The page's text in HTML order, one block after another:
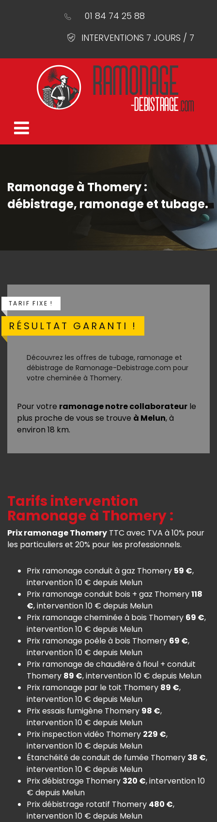
01 84 74 25 88
INTERVENTIONS 7 JOURS / 7
Ramonage à Thomery :
débistrage, ramonage et tubage.
TARIF FIXE !
RÉSULTAT GARANTI !
Découvrez les offres de tubage, ramonage et
débistrage de Ramonage-Debistrage.com pour
votre cheminée à Thomery.
Pour votre ramonage notre collaborateur le
plus proche de vous se trouve à Melun, à
environ 18 km.
Tarifs intervention
Ramonage à Thomery :
Prix ramonage Thomery TTC avec TVA à 10% pour
les particuliers et 20% pour les professionnels.
Prix ramonage conduit à gaz Thomery 59 €,
intervention 10 € depuis Melun
Prix ramonage conduit bois + gaz Thomery118
€, intervention 10 € depuis Melun
Prix ramonage cheminée à bois Thomery 69 €,
intervention 10 € depuis Melun
Prix ramonage poêle à bois Thomery 69 €,
intervention 10 € depuis Melun
Prix ramonage de chaudière à fioul + conduit
Thomery 89 €, intervention 10 € depuis Melun
Prix ramonage par le toit Thomery 89 €,
intervention 10 € depuis Melun
Prix essais fumigène Thomery 98 €,
intervention 10 € depuis Melun
Prix inspection vidéo Thomery 229 €,
intervention 10 € depuis Melun
Étanchéité de conduit de fumée Thomery 38 €,
intervention 10 € depuis Melun
Prix débistrage Thomery 320 €, intervention 10
€ depuis Melun
Prix débistrage rotatif Thomery 480 €,
intervention 10 € depuis Melun